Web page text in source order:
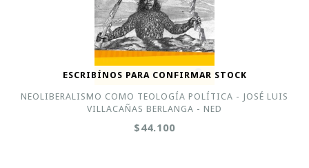
ESCRIBÍNOS PARA CONFIRMAR STOCK
NEOLIBERALISMO COMO TEOLOGÍA POLÍTICA - JOSÉ LUIS
VILLACAÑAS BERLANGA - NED
$44.100